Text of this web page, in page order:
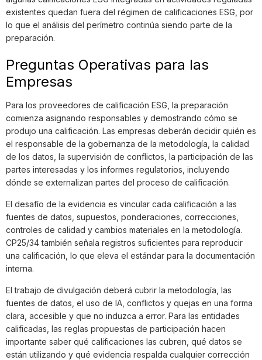
existentes quedan fuera del régimen de calificaciones ESG, por
lo que el análisis del perímetro continúa siendo parte de la
preparación.
Preguntas Operativas para las
Empresas
Para los proveedores de calificación ESG, la preparación
comienza asignando responsables y demostrando cómo se
produjo una calificación. Las empresas deberán decidir quién es
el responsable de la gobernanza de la metodología, la calidad
de los datos, la supervisión de conflictos, la participación de las
partes interesadas y los informes regulatorios, incluyendo
dónde se externalizan partes del proceso de calificación.
El desafío de la evidencia es vincular cada calificación a las
fuentes de datos, supuestos, ponderaciones, correcciones,
controles de calidad y cambios materiales en la metodología.
CP25/34 también señala registros suficientes para reproducir
una calificación, lo que eleva el estándar para la documentación
interna.
El trabajo de divulgación deberá cubrir la metodología, las
fuentes de datos, el uso de IA, conflictos y quejas en una forma
clara, accesible y que no induzca a error. Para las entidades
calificadas, las reglas propuestas de participación hacen
importante saber qué calificaciones las cubren, qué datos se
están utilizando y qué evidencia respalda cualquier corrección